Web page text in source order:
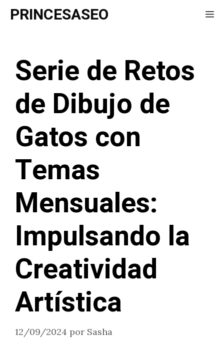
Saltar
PRINCESASEO
Serie de Retos
de Dibujo de
Gatos con
Temas
Mensuales:
Impulsando la
Creatividad
Artística
12/09/2024 por Sasha